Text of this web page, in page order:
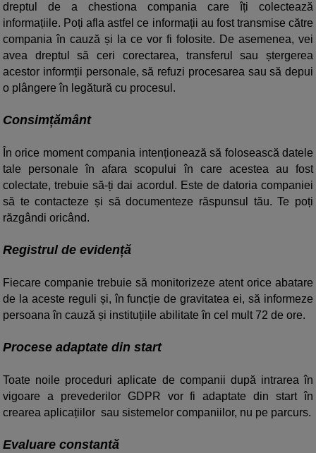
dreptul de a chestiona compania care îți colectează
informațiile. Poți afla astfel ce informații au fost transmise către
compania în cauză și la ce vor fi folosite. De asemenea, vei
avea dreptul să ceri corectarea, transferul sau ștergerea
acestor informții personale, să refuzi procesarea sau să depui
o plângere în legătură cu procesul.
Consimțământ
În orice moment compania intenționează să folosească datele
tale personale în afara scopului în care acestea au fost
colectate, trebuie să-ți dai acordul. Este de datoria companiei
să te contacteze și să documenteze răspunsul tău. Te poți
răzgândi oricând.
Registrul de evidență
Fiecare companie trebuie să monitorizeze atent orice abatare
de la aceste reguli și, în funcție de gravitatea ei, să informeze
persoana în cauză și instituțiile abilitate în cel mult 72 de ore.
Procese adaptate din start
Toate noile proceduri aplicate de companii după intrarea în
vigoare a prevederilor GDPR vor fi adaptate din start în
crearea aplicațiilor sau sistemelor companiilor, nu pe parcurs.
Evaluare constantă